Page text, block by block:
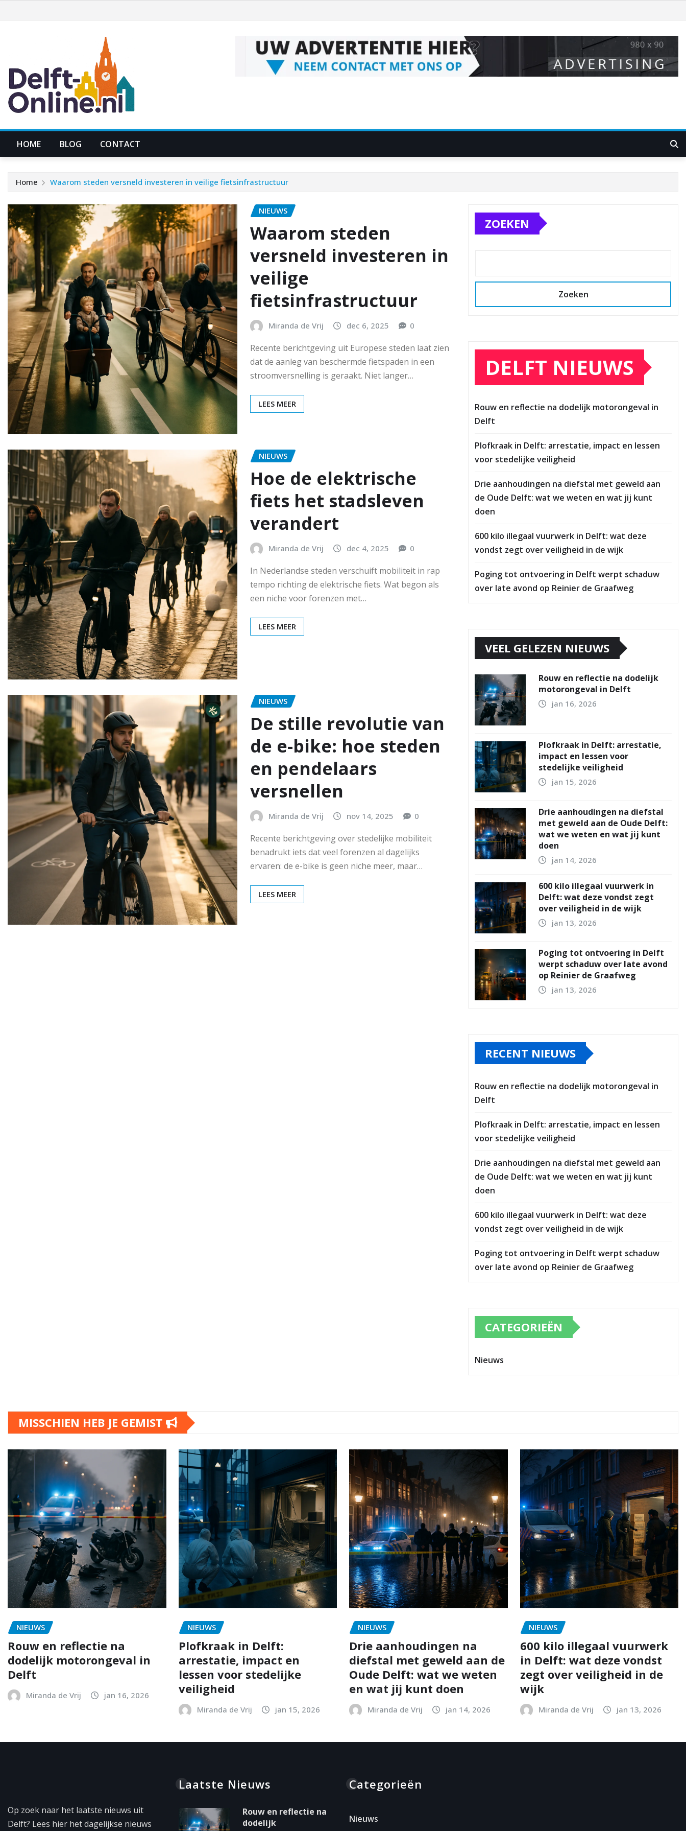
naar
HOME BLOG CONTACT
Home Waarom steden versneld investeren in veilige fietsinfrastructuur
NIEUWS
Waarom steden
versneld investeren in
veilige
fietsinfrastructuur
Miranda de Vrij dec 6, 2025 0
Recente berichtgeving uit Europese steden laat zien
dat de aanleg van beschermde fietspaden in een
stroomversnelling is geraakt. Niet langer…
LEES MEER
NIEUWS
Hoe de elektrische
fiets het stadsleven
verandert
Miranda de Vrij dec 4, 2025 0
In Nederlandse steden verschuift mobiliteit in rap
tempo richting de elektrische fiets. Wat begon als
een niche voor forenzen met…
LEES MEER
NIEUWS
De stille revolutie van
de e-bike: hoe steden
en pendelaars
versnellen
Miranda de Vrij nov 14, 2025 0
Recente berichtgeving over stedelijke mobiliteit
benadrukt iets dat veel forenzen al dagelijks
ervaren: de e-bike is geen niche meer, maar…
LEES MEER
ZOEKEN
Zoeken
DELFT NIEUWS
Rouw en reflectie na dodelijk motorongeval in
Delft
Plofkraak in Delft: arrestatie, impact en lessen
voor stedelijke veiligheid
Drie aanhoudingen na diefstal met geweld aan
de Oude Delft: wat we weten en wat jij kunt
doen
600 kilo illegaal vuurwerk in Delft: wat deze
vondst zegt over veiligheid in de wijk
Poging tot ontvoering in Delft werpt schaduw
over late avond op Reinier de Graafweg
VEEL GELEZEN NIEUWS
Rouw en reflectie na dodelijk
motorongeval in Delft
jan 16, 2026
Plofkraak in Delft: arrestatie,
impact en lessen voor
stedelijke veiligheid
jan 15, 2026
Drie aanhoudingen na diefstal
met geweld aan de Oude Delft:
wat we weten en wat jij kunt
doen
jan 14, 2026
600 kilo illegaal vuurwerk in
Delft: wat deze vondst zegt
over veiligheid in de wijk
jan 13, 2026
Poging tot ontvoering in Delft
werpt schaduw over late avond
op Reinier de Graafweg
jan 13, 2026
RECENT NIEUWS
Rouw en reflectie na dodelijk motorongeval in
Delft
Plofkraak in Delft: arrestatie, impact en lessen
voor stedelijke veiligheid
Drie aanhoudingen na diefstal met geweld aan
de Oude Delft: wat we weten en wat jij kunt
doen
600 kilo illegaal vuurwerk in Delft: wat deze
vondst zegt over veiligheid in de wijk
Poging tot ontvoering in Delft werpt schaduw
over late avond op Reinier de Graafweg
CATEGORIEËN
Nieuws
MISSCHIEN HEB JE GEMIST
NIEUWS
Rouw en reflectie na
dodelijk motorongeval in
Delft
Miranda de Vrij jan 16, 2026
NIEUWS
Plofkraak in Delft:
arrestatie, impact en
lessen voor stedelijke
veiligheid
Miranda de Vrij jan 15, 2026
NIEUWS
Drie aanhoudingen na
diefstal met geweld aan de
Oude Delft: wat we weten
en wat jij kunt doen
Miranda de Vrij jan 14, 2026
NIEUWS
600 kilo illegaal vuurwerk
in Delft: wat deze vondst
zegt over veiligheid in de
wijk
Miranda de Vrij jan 13, 2026
Op zoek naar het laatste nieuws uit
Delft? Lees hier het dagelijkse nieuws
Laatste Nieuws
Rouw en reflectie na
dodelijk
Categorieën
Nieuws